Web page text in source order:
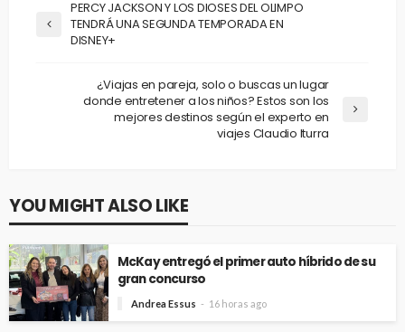
PERCY JACKSON Y LOS DIOSES DEL OLIMPO
TENDRÁ UNA SEGUNDA TEMPORADA EN
DISNEY+
¿Viajas en pareja, solo o buscas un lugar
donde entretener a los niños? Estos son los
mejores destinos según el experto en
viajes Claudio Iturra
YOU MIGHT ALSO LIKE
McKay entregó el primer auto híbrido de su
gran concurso
Andrea Essus 16 horas ago